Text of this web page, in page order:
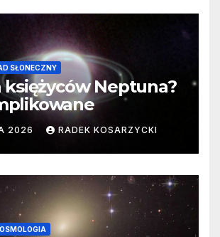
SŁONECZNY
księżyców Neptuna?
2026 RADEK KOSARZYCKI